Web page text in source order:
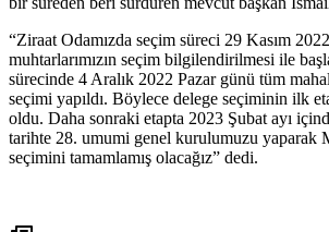
“Ziraat Odamızda seçim süreci 29 Kasım
muhtarlarımızın seçim bilgilendirilmesi ile
sürecinde 4 Aralık 2022 Pazar günü tüm
seçimi yapıldı. Böylece delege seçiminin ilk
oldu. Daha sonraki etapta 2023 Şubat ayı
tarihte 28. umumi genel kurulumuzu yaparak
seçimini tamamlamış olacağız” dedi.